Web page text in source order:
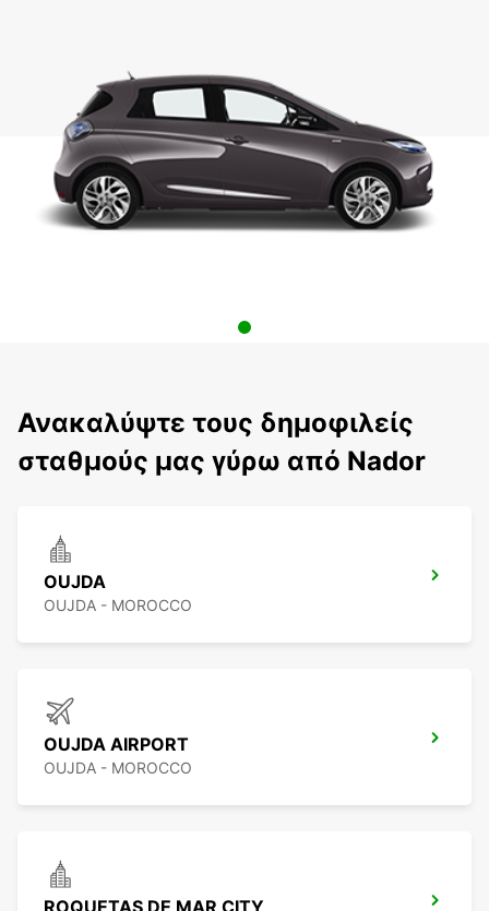
Ανακαλύψτε τους δημοφιλείς
σταθμούς μας γύρω από Nador
OUJDA
OUJDA - MOROCCO
OUJDA AIRPORT
OUJDA - MOROCCO